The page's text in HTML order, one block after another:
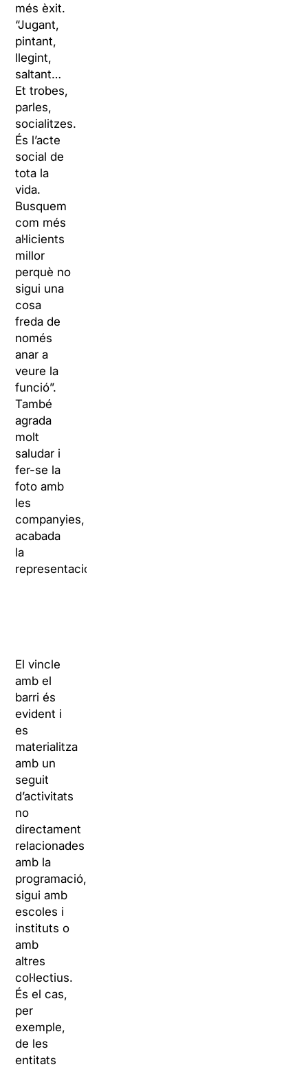
més èxit.
“Jugant,
pintant,
llegint,
saltant…
Et trobes,
parles,
socialitzes.
És l’acte
social de
tota la
vida.
Busquem
com més
al·licients
millor
perquè no
sigui una
cosa
freda de
només
anar a
veure la
funció”.
També
agrada
molt
saludar i
fer-se la
foto amb
les
companyies,
acabada
la
representació.
El vincle
amb el
barri és
evident i
es
materialitza
amb un
seguit
d’activitats
no
directament
relacionades
amb la
programació,
sigui amb
escoles i
instituts o
amb
altres
col·lectius.
És el cas,
per
exemple,
de les
entitats